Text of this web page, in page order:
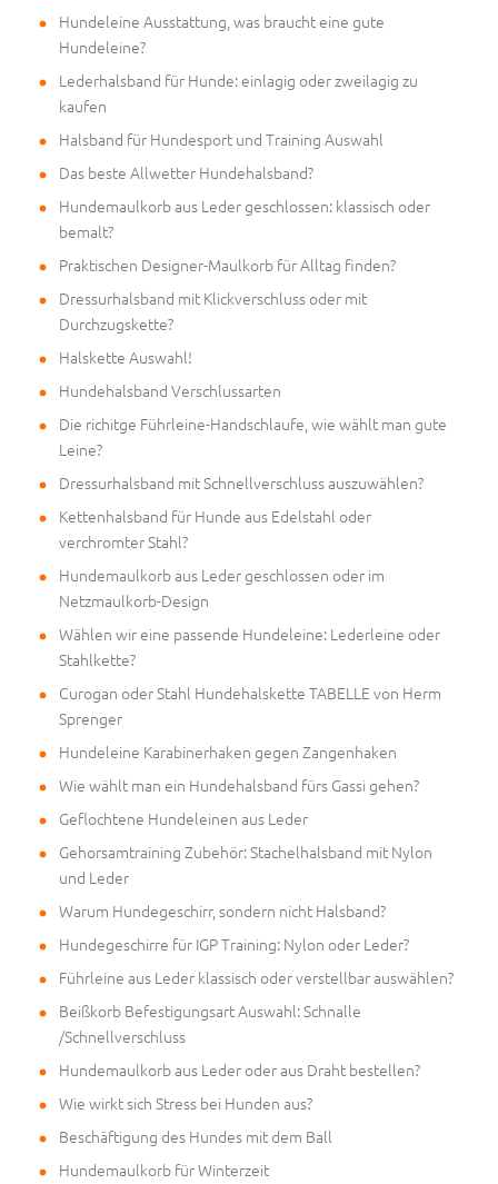
Hundeleine Ausstattung, was braucht eine gute
Hundeleine?
Lederhalsband für Hunde: einlagig oder zweilagig zu
kaufen
Halsband für Hundesport und Training Auswahl
Das beste Allwetter Hundehalsband?
Hundemaulkorb aus Leder geschlossen: klassisch oder
bemalt?
Praktischen Designer-Maulkorb für Alltag finden?
Dressurhalsband mit Klickverschluss oder mit
Durchzugskette?
Halskette Auswahl!
Hundehalsband Verschlussarten
Die richitge Führleine-Handschlaufe, wie wählt man gute
Leine?
Dressurhalsband mit Schnellverschluss auszuwählen?
Kettenhalsband für Hunde aus Edelstahl oder
verchromter Stahl?
Hundemaulkorb aus Leder geschlossen oder im
Netzmaulkorb-Design
Wählen wir eine passende Hundeleine: Lederleine oder
Stahlkette?
Curogan oder Stahl Hundehalskette TABELLE von Herm
Sprenger
Hundeleine Karabinerhaken gegen Zangenhaken
Wie wählt man ein Hundehalsband fürs Gassi gehen?
Geflochtene Hundeleinen aus Leder
Gehorsamtraining Zubehör: Stachelhalsband mit Nylon
und Leder
Warum Hundegeschirr, sondern nicht Halsband?
Hundegeschirre für IGP Training: Nylon oder Leder?
Führleine aus Leder klassisch oder verstellbar auswählen?
Beißkorb Befestigungsart Auswahl: Schnalle
/Schnellverschluss
Hundemaulkorb aus Leder oder aus Draht bestellen?
Wie wirkt sich Stress bei Hunden aus?
Beschäftigung des Hundes mit dem Ball
Hundemaulkorb für Winterzeit